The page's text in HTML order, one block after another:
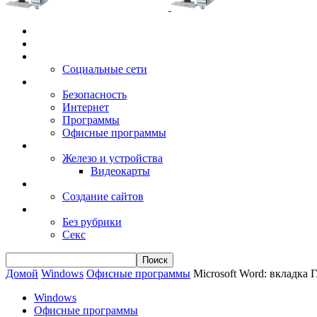
Социальные сети
Безопасность
Интернет
Программы
Офисные программы
Железо и устройства
Видеокарты
Создание сайтов
Без рубрики
Секс
Домой Windows Офисные программы Microsoft Word: вкладка
Windows
Офисные программы